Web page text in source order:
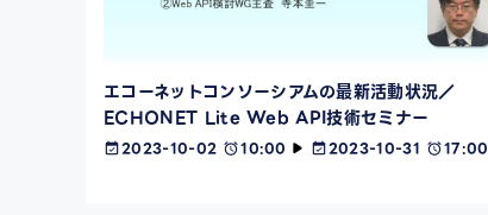
エコーネットコンソーシアムの最新活動状況／
ECHONET Lite Web API技術セミナー
2023-10-02 10:00 2023-10-31 17:00